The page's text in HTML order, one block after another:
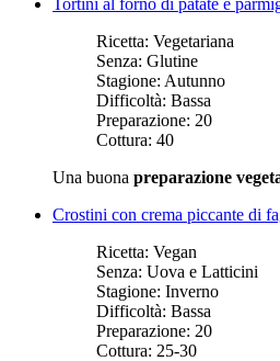
Ricetta: Vegetariana
Senza: Glutine
Stagione: Autunno
Difficoltà: Bassa
Preparazione: 20
Cottura: 40
Una buona preparazione
Crostini con crema piccante di
Ricetta: Vegan
Senza: Uova e Latticini
Stagione: Inverno
Difficoltà: Bassa
Preparazione: 20
Cottura: 25-30